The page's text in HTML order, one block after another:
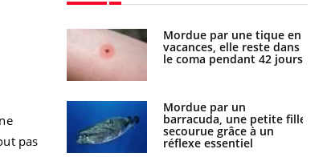
pas
Mordue par une tique en
vacances, elle reste dans
le coma pendant 42 jours
Mordue par un
barracuda, une petite fille
secourue grâce à un
réflexe essentiel